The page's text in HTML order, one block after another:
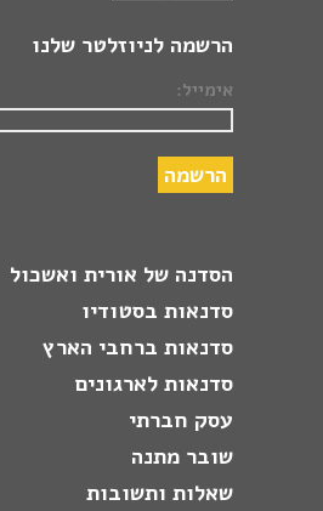
הרשמה לניוזלטר שלנו
אימייל:
הסדנה של אורית ואשכול
סדנאות בסטודיו
סדנאות ברחבי הארץ
סדנאות לארגונים
עסק חברתי
שובר מתנה
שאלות ותשובות